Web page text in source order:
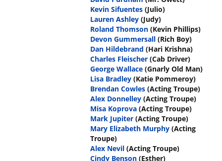
Kevin Sifuentes (Julio)
Lauren Ashley (Judy)
Roland Thomson (Kevin Phillips)
Devon Gummersall (Rich Boy)
Dan Hildebrand (Hari Krishna)
Charles Fleischer (Cab Driver)
George Wallace (Gnarly Old Man)
Lisa Bradley (Katie Pommeroy)
Brendan Cowles (Acting Troupe)
Alex Donnelley (Acting Troupe)
Misa Koprova (Acting Troupe)
Mark Jupiter (Acting Troupe)
Mary Elizabeth Murphy (Acting
Troupe)
Alex Nevil (Acting Troupe)
Cindy Benson (Esther)